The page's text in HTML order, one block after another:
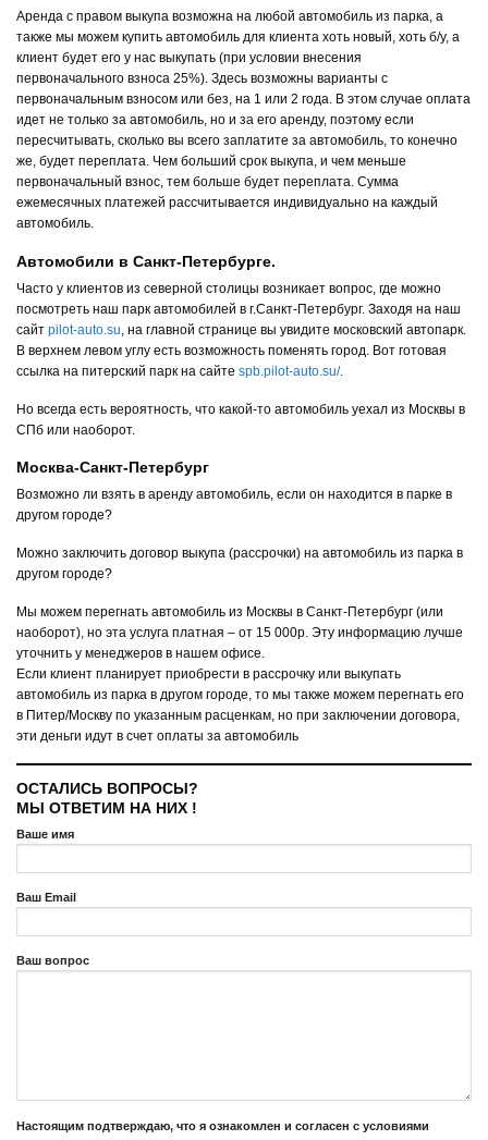
Аренда с правом выкупа возможна на любой автомобиль из парка, а
также мы можем купить автомобиль для клиента хоть новый, хоть б/у, а
клиент будет его у нас выкупать (при условии внесения
первоначального взноса 25%). Здесь возможны варианты с
первоначальным взносом или без, на 1 или 2 года. В этом случае оплата
идет не только за автомобиль, но и за его аренду, поэтому если
пересчитывать, сколько вы всего заплатите за автомобиль, то конечно
же, будет переплата. Чем больший срок выкупа, и чем меньше
первоначальный взнос, тем больше будет переплата. Сумма
ежемесячных платежей рассчитывается индивидуально на каждый
автомобиль.
Автомобили в Санкт-Петербурге.
Часто у клиентов из северной столицы возникает вопрос, где можно
посмотреть наш парк автомобилей в г.Санкт-Петербург. Заходя на наш
сайт pilot-auto.su, на главной странице вы увидите московский автопарк.
В верхнем левом углу есть возможность поменять город. Вот готовая
ссылка на питерский парк на сайте spb.pilot-auto.su/.
Но всегда есть вероятность, что какой-то автомобиль уехал из Москвы в
СПб или наоборот.
Москва-Санкт-Петербург
Возможно ли взять в аренду автомобиль, если он находится в парке в
другом городе?
Можно заключить договор выкупа (рассрочки) на автомобиль из парка в
другом городе?
Мы можем перегнать автомобиль из Москвы в Санкт-Петербург (или
наоборот), но эта услуга платная – от 15 000р. Эту информацию лучше
уточнить у менеджеров в нашем офисе.
Если клиент планирует приобрести в рассрочку или выкупать
автомобиль из парка в другом городе, то мы также можем перегнать его
в Питер/Москву по указанным расценкам, но при заключении договора,
эти деньги идут в счет оплаты за автомобиль
ОСТАЛИСЬ ВОПРОСЫ?
МЫ ОТВЕТИМ НА НИХ !
Ваше имя
Ваш Email
Ваш вопрос
Настоящим подтверждаю, что я ознакомлен и согласен с условиями